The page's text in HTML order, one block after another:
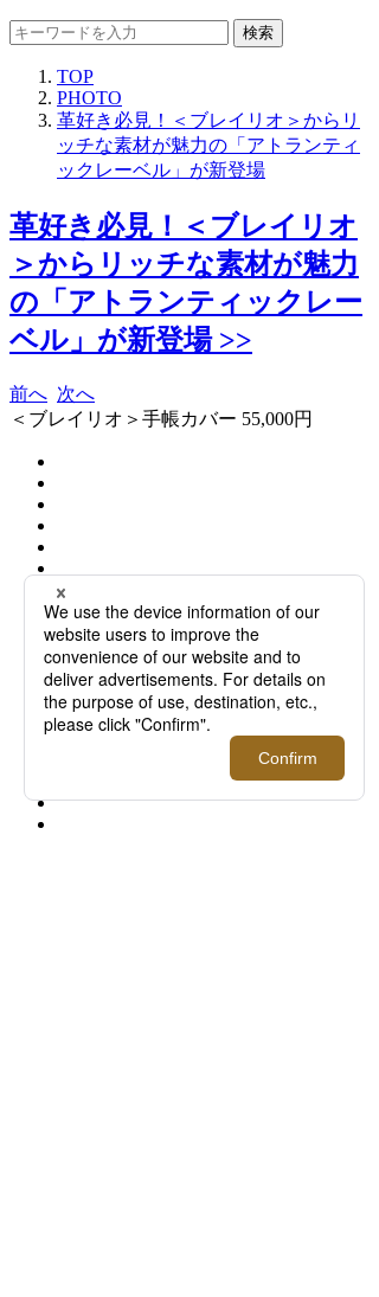
検索
TOP
PHOTO
革好き必見！＜ブレイリオ＞からリ
ッチな素材が魅力の「アトランティ
ックレーベル」が新登場
革好き必見！＜ブレイリオ
＞からリッチな素材が魅力
の「アトランティックレー
ベル」が新登場 >>
前へ 次へ
＜ブレイリオ＞手帳カバー 55,000円